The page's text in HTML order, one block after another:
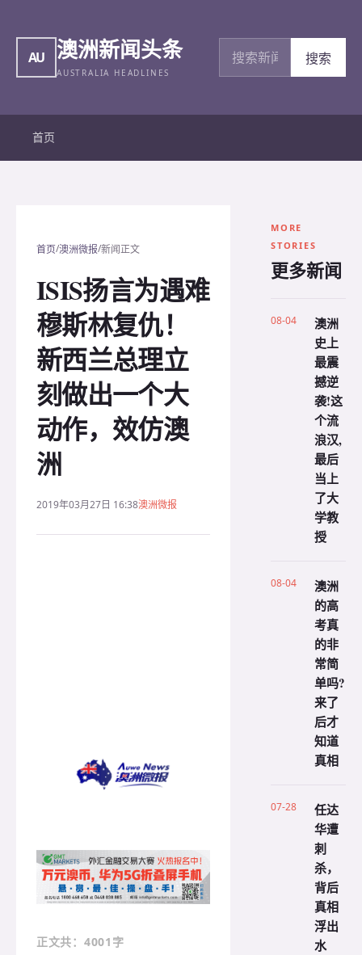
AU 澳洲新闻头条
AUSTRALIA HEADLINES
搜索新闻
搜索
首页
首页/澳洲微报/新闻正文
ISIS扬言为遇难
穆斯林复仇！
新西兰总理立
刻做出一个大
动作，效仿澳
洲
2019年03月27日 16:38澳洲微报
正文共 ：4001字
MORE
STORIES
更多新闻
08-04
澳洲
史上
最震
撼逆
袭!这
个流
浪汉,
最后
当上
了大
学教
授
08-04
澳洲
的高
考真
的非
常简
单吗?
来了
后才
知道
真相
07-28
任达
华遭
刺
杀，
背后
真相
浮出
水